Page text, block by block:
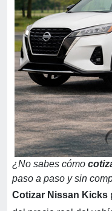
¿No sabes cómo
paso a paso y sin
Cotizar Nissan Kicks